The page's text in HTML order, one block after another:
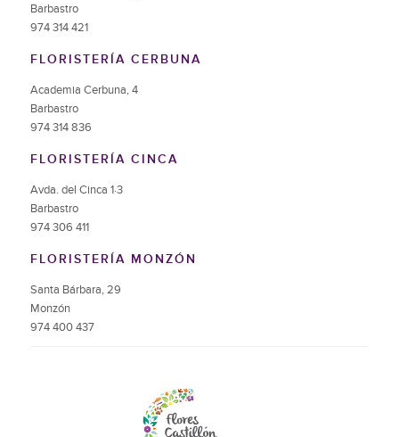
Barbastro
974 314 421
FLORISTERÍA CERBUNA
Academia Cerbuna, 4
Barbastro
974 314 836
FLORISTERÍA CINCA
Avda. del Cinca 1·3
Barbastro
974 306 411
FLORISTERÍA MONZÓN
Santa Bárbara, 29
Monzón
974 400 437